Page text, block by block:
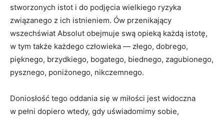
stworzonych istot i do podjęcia wielkiego ryzyka
związanego z ich istnieniem. Ów przenikający
wszechświat Absolut obejmuje swą opieką każdą istotę,
w tym także każdego człowieka — złego, dobrego,
pięknego, brzydkiego, bogatego, biednego, zagubionego,
pysznego, poniżonego, nikczemnego.
Doniosłość tego oddania się w miłości jest widoczna
w pełni dopiero wtedy, gdy uświadomimy sobie,